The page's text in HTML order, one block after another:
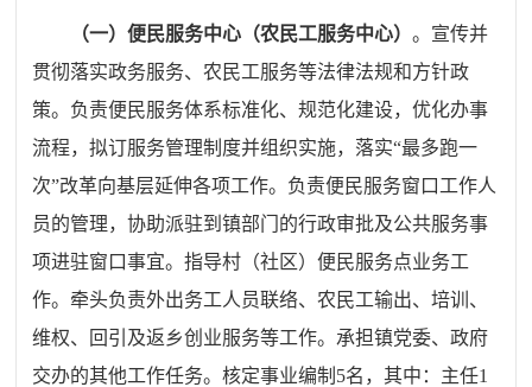
（一）便民服务中心（农民工服务中心）。 宣传并
贯彻落实政务服务、农民工服务等法律法规和方针政
策。负责便民服务体系标准化、规范化建设，优化办事
流程，拟订服务管理制度并组织实施，落实“最多跑一
次”改革向基层延伸各项工作。负责便民服务窗口工作人
员的管理，协助派驻到镇部门的行政审批及公共服务事
项进驻窗口事宜。指导村（社区）便民服务点业务工
作。牵头负责外出务工人员联络、农民工输出、培训、
维权、回引及返乡创业服务等工作。承担镇党委、政府
交办的其他工作任务。核定事业编制 5名，其中：主任1